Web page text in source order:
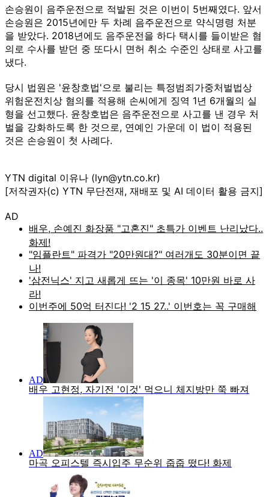
손승원이 음주운전으로 적발된 것은 이번이 5번째였다. 앞서
손승원은 2015년에만 두 차례 음주운전으로 약식명령 처분
을 받았다. 2018년에도 음주운전을 하다 택시를 들이받은 혐
의로 수사를 받던 중 또다시 면허 취소 수준인 상태로 사고를
냈다.
당시 법원은 '윤창호법'으로 불리는 특정범죄가중처벌법상
위험운전치상 혐의를 적용해 손씨에게 징역 1년 6개월의 실
형을 선고했다. 윤창호법은 음주운전으로 사고를 낸 경우 처
벌을 강화하도록 한 것으로, 연예인 가운데 이 법이 적용된
것은 손승원이 첫 사례다.
YTN digital 이유나 (lyn@ytn.co.kr)
[저작권자(c) YTN 무단전재, 재배포 및 AI 데이터 활용 금지]
AD